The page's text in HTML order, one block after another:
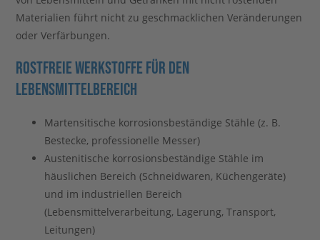
Materialien führt nicht zu geschmacklichen Veränderungen
oder Verfärbungen.
Rostfreie Werkstoffe für den
Lebensmittelbereich
Martensitische korrosionsbeständige Stähle (z. B.
Bestecke, professionelle Messer)
Austenitische korrosionsbeständige Stähle im
häuslichen Bereich (Schneidwaren, Küchengeräte)
und im industriellen Bereich
(Lebensmittelverarbeitung, Lagerung, Transport,
Leitungen)